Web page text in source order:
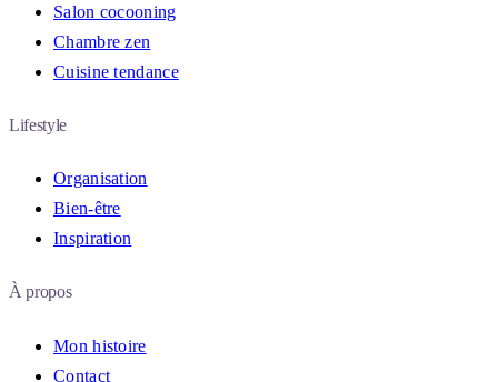
Salon cocooning
Chambre zen
Cuisine tendance
Lifestyle
Organisation
Bien-être
Inspiration
À propos
Mon histoire
Contact